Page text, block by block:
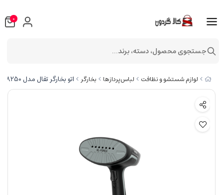
لوازم شستشو و نظافت لباس‌پردازها بخارگر اتو بخارگر تفال مدل DT8250
0
جستجوی محصول، دسته، برند...